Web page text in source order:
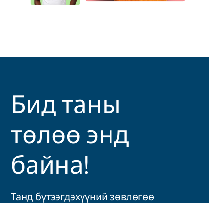
Бид таны
төлөө энд
байна!
Танд бүтээгдэхүүний зөвлөгөө